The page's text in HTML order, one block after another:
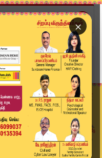
×
கடத்தலுக்கு...